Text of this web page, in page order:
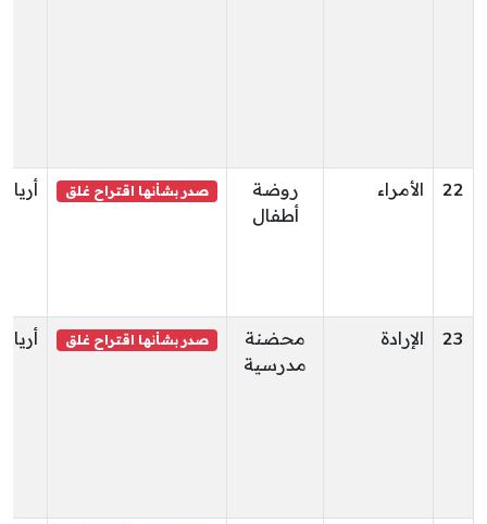
22 الأمراء
روضة
أطفال
صدر بشأنها اقتراح غلق
23 الإرادة
محضنة
مدرسية
صدر بشأنها اقتراح غلق